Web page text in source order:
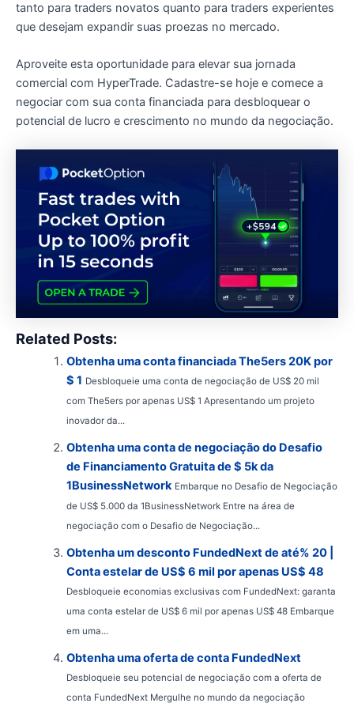
tanto para traders novatos quanto para traders experientes
que desejam expandir suas proezas no mercado.
Aproveite esta oportunidade para elevar sua jornada
comercial com HyperTrade. Cadastre-se hoje e comece a
negociar com sua conta financiada para desbloquear o
potencial de lucro e crescimento no mundo da negociação.
Related Posts:
Obtenha uma conta financiada The5ers 20K por
$ 1 Desbloqueie uma conta de negociação de US$ 20 mil
com The5ers por apenas US$ 1 Apresentando um projeto
inovador da...
Obtenha uma conta de negociação do Desafio
de Financiamento Gratuita de $ 5k da
1BusinessNetwork Embarque no Desafio de Negociação
de US$ 5.000 da 1BusinessNetwork Entre na área de
negociação com o Desafio de Negociação...
Obtenha um desconto FundedNext de até% 20 |
Conta estelar de US$ 6 mil por apenas US$ 48
Desbloqueie economias exclusivas com FundedNext: garanta
uma conta estelar de US$ 6 mil por apenas US$ 48 Embarque
em uma...
Obtenha uma oferta de conta FundedNext
Desbloqueie seu potencial de negociação com a oferta de
conta FundedNext Mergulhe no mundo da negociação